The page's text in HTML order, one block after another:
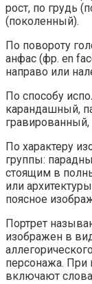
рост, по грудь
(поколенный).
По повороту
анфас (фр. en
направо или
По способу
карандашный,
гравированный,
По характеру
группы:
стоящим в
или
поясное
Портрет
изображен в
персонажа. При
включают